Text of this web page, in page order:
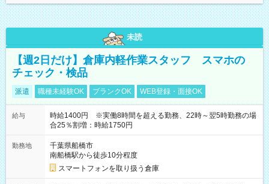
未読
【週2日だけ】倉庫内軽作業スタッフ スマホの
チェック・検品
派遣 職種未経験OK ブランクOK WEB登録・面接OK
給与
時給1400円 ※実働8時間を超える勤務、22時～翌5時勤務の場
合25％割増：時給1750円
勤務地
千葉県船橋市
南船橋駅から徒歩10分程度
スマートフォンを取り扱う倉庫